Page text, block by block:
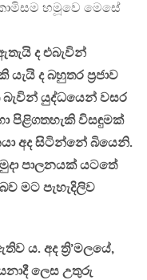
හමූවෙ මෙසේ
ද එබැවින්
ද බහුතර ප්‍රජාව
යුද්ධයෙන් වසර
පිළිගතහැකි විසඳුමක්
අද සිටින්නේ බියෙනි.
පාලනයක් යටතේ
මට පැහැදිලිව
ය. අද ත්‍රි’මලයේ,
ලෙස උතුරු